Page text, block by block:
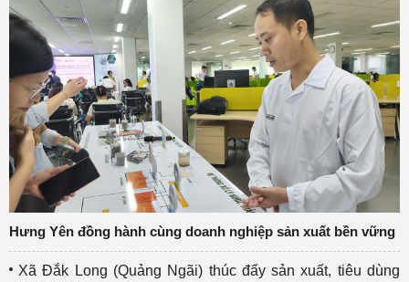
Hưng Yên đồng hành cùng doanh nghiệp sản xuất bền vững
Xã Đắk Long (Quảng Ngãi) thúc đẩy sản xuất, tiêu dùng